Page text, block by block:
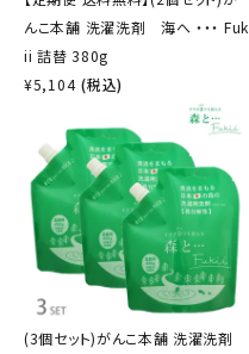
んこ本舗 洗濯洗剤 海へ ・・・ Fuk
ii 詰替 380g
¥5,104 (税込)
(3個セット)がんこ本舗 洗濯洗剤